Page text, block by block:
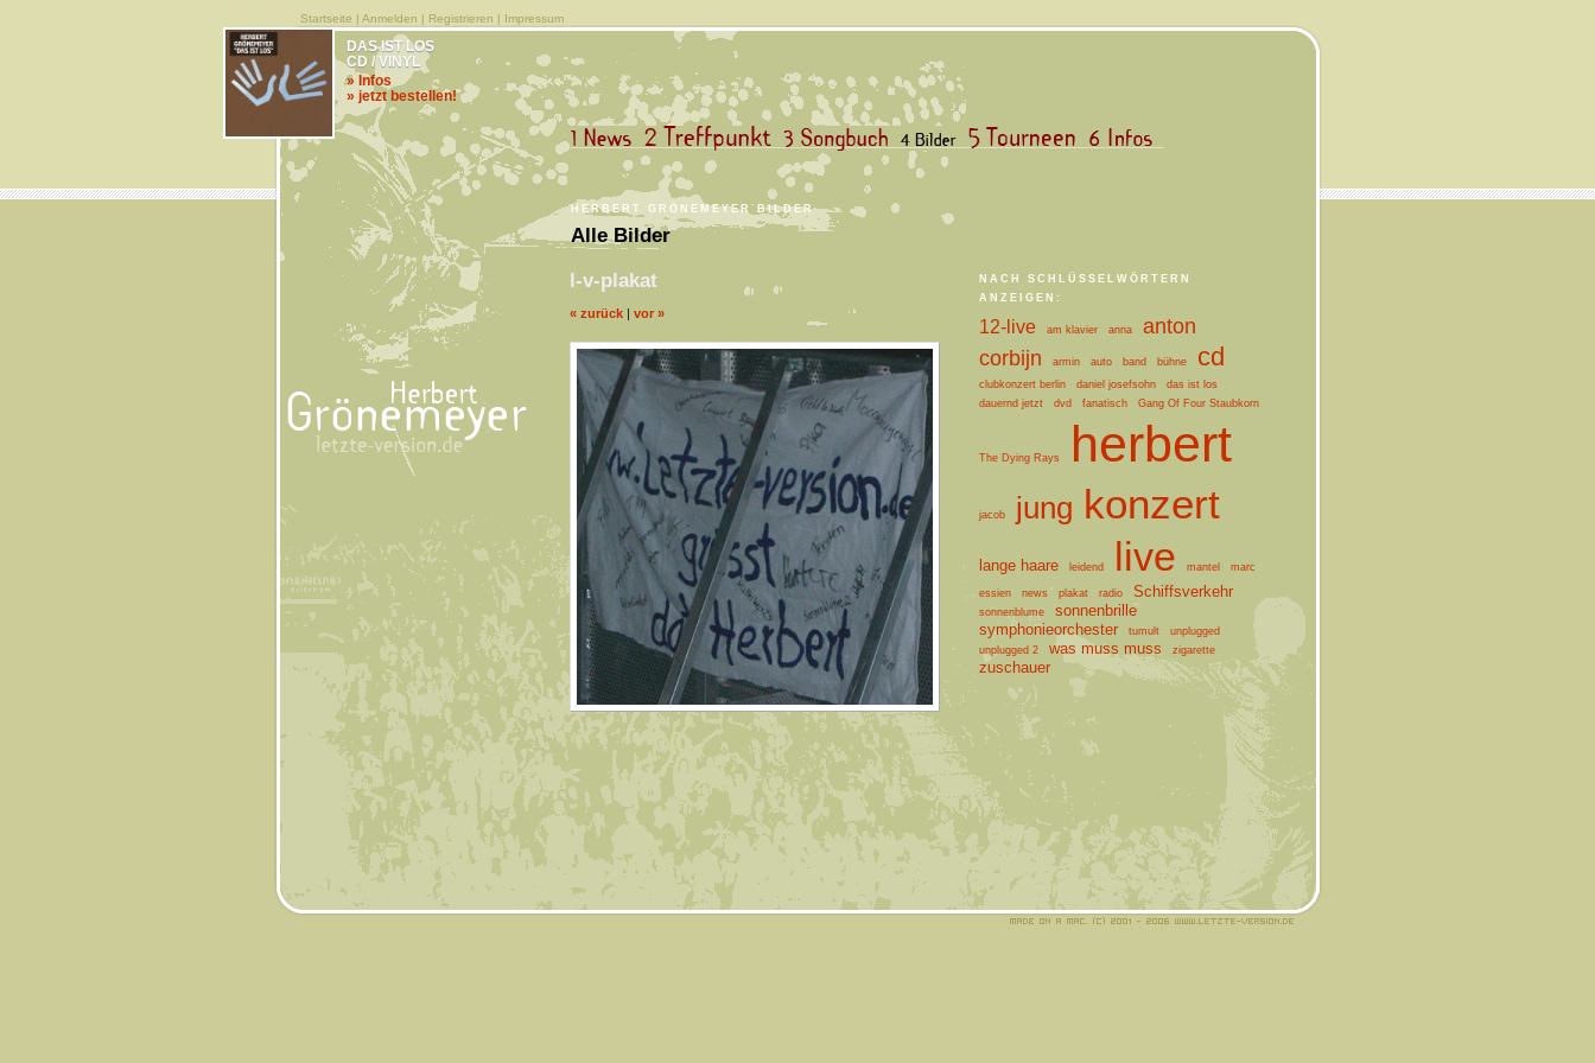
Startseite | Anmelden | Registrieren | Impressum
HERBERT GRÖNEMEYER BILDER
Alle Bilder
DAS IST LOS
CD / VINYL
» Infos
» jetzt bestellen!
l-v-plakat
« zurück | vor »
NACH SCHLÜSSELWÖRTERN
ANZEIGEN:
12-live am klavier anna
anton
corbijn
armin auto band bühne cd
clubkonzert berlin daniel josefsohn
das ist los
dauernd jetzt
dvd fanatisch Gang Of Four Staubkorn
The Dying Rays herbert
jacob jung konzert
lange haare leidend live mantel marc
essien news plakat radio Schiffsverkehr
sonnenblume
sonnenbrille
symphonieorchester
tumult
unplugged
unplugged 2
was muss muss zigarette
zuschauer